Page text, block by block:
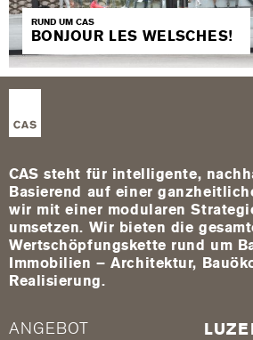
RUND UM CAS
BONJOUR LES WELSCHES!
CAS steht für intelligente,
Basierend auf einer
wir mit einer modularen
umsetzen. Wir bieten die
Wertschöpfungskette rund um
Immobilien – Architektur,
Realisierung.
ANGEBOT